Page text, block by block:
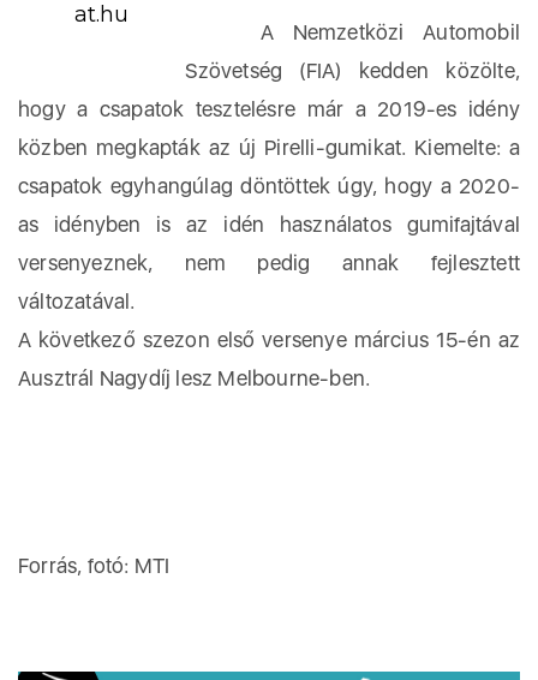
at.hu
A Nemzetközi Automobil
Szövetség (FIA) kedden közölte,
hogy a csapatok tesztelésre már a 2019-es idény
közben megkapták az új Pirelli-gumikat. Kiemelte: a
csapatok egyhangúlag döntöttek úgy, hogy a 2020-
as idényben is az idén használatos gumifajtával
versenyeznek, nem pedig annak fejlesztett
változatával.
A következő szezon első versenye március 15-én az
Ausztrál Nagydíj lesz Melbourne-ben.
Forrás, fotó: MTI